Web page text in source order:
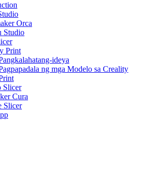
Orca
Studio
Print
ideya
ng mga Modelo sa Creality
Slicer
Cura
Slicer